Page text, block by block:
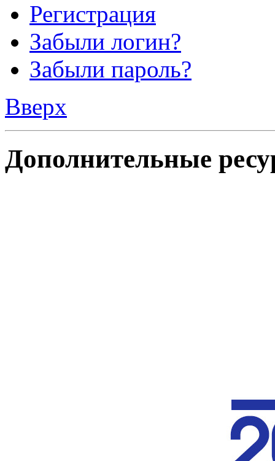
Регистрация
Забыли логин?
Забыли пароль?
Вверх
Дополнительные